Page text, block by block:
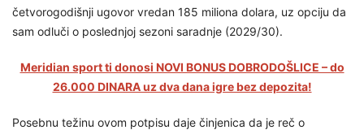
četvorogodišnji ugovor vredan 185 miliona dolara, uz opciju da
sam odluči o poslednjoj sezoni saradnje (2029/30).
Meridian sport ti donosi NOVI BONUS DOBRODOŠLICE – do
26.000 DINARA uz dva dana igre bez depozita!
Posebnu težinu ovom potpisu daje činjenica da je reč o